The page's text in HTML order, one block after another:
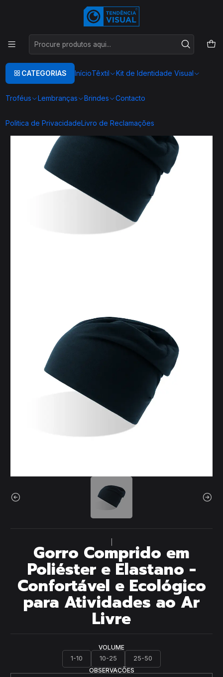
CATEGORIAS InícioTêxtil Kit de Identidade Visual
Troféus Lembranças Brindes Contacto
Politica de PrivacidadeLivro de Reclamações
Este é o texto do slideLer mais
Gorro Comprido em Poliéster e Elastano - Confortável e Ecológico
para Atividades ao Ar Livre
Gorro Comprido em
Poliéster e Elastano -
Confortável e Ecológico
para Atividades ao Ar
Livre
VOLUME
1-10
10-25
25-50
OBSERVAÇÕES